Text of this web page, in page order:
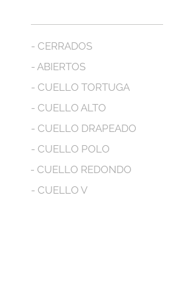
- CERRADOS
- ABIERTOS
- CUELLO TORTUGA
- CUELLO ALTO
- CUELLO DRAPEADO
- CUELLO POLO
- CUELLO REDONDO
- CUELLO V